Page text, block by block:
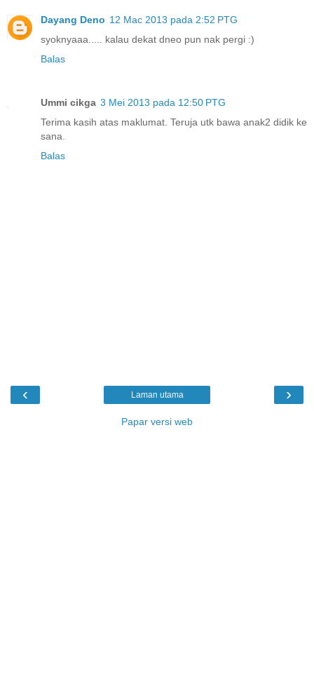
Dayang Deno 12 Mac 2013 pada 2:52 PTG
syoknyaaa..... kalau dekat dneo pun nak pergi :)
Balas
Ummi cikga 3 Mei 2013 pada 12:50 PTG
Terima kasih atas maklumat. Teruja utk bawa anak2 didik ke
sana.
Balas
‹ ›
Laman utama
Papar versi web